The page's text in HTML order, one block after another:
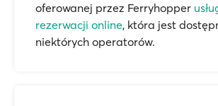
oferowanej przez Ferryhopper
rezerwacji online, która jest
niektórych operatorów.